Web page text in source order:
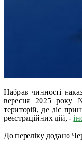
Набрав чинності
вересня 2025 року
територій, де діє
реєстраційних дій, -
До переліку додано